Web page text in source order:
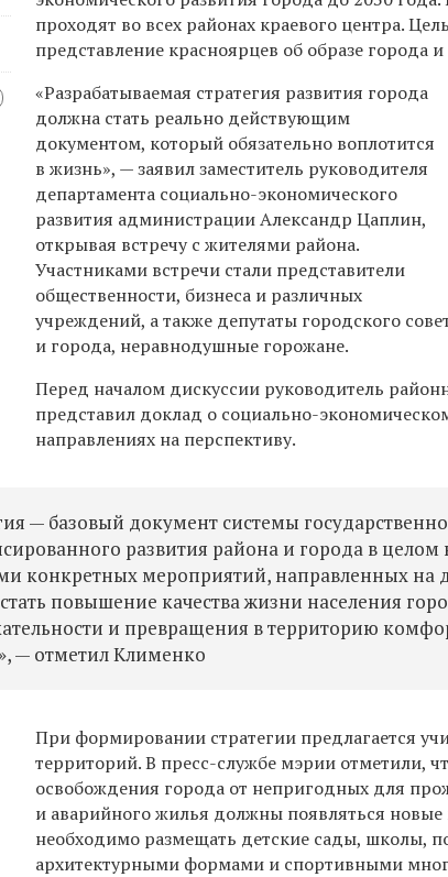
проходят во всех районах краевого центра.
представление красноярцев об образе города
«Разрабатываемая стратегия развития города
должна стать реально действующим
документом, который обязательно воплотится
в жизнь», — заявил заместитель руководителя
департамента социально-экономического
развития администрации Александр Цаплин,
открывая встречу с жителями района.
Участниками встречи стали представители
общественности, бизнеса и различных
учреждений, а также депутаты городского
и города, неравнодушные горожане.
Перед началом дискуссии руководитель
представил доклад о социально-
направлениях на перспективу.
— базовый документ системы
развития района и города в
конкретных мероприятий, направленных на
повышение качества жизни населения
и превращения в территорию
— отметил Клименко
При формировании стратегии предлагается
территорий. В пресс-службе мэрии отметили,
освобождения города от непригодных для
и аварийного жилья должны появляться
необходимо размещать детские сады, школы,
архитектурными формами и спортивными